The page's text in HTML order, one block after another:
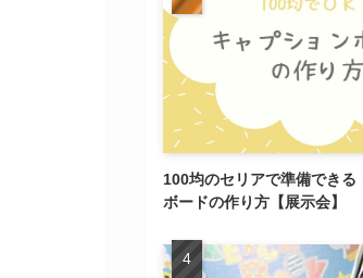
100均のセリアで準備できる
ボードの作り方【展示会】